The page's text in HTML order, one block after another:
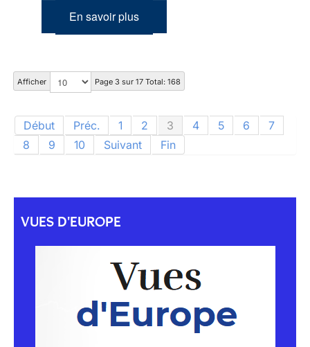
En savoir plus
Afficher Page 3 sur 17 Total: 168
Début Préc. 1 2 3 4 5 6
7
8
9 10 Suivant Fin
VUES D'EUROPE